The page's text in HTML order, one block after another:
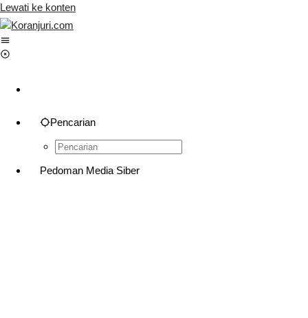
Lewati ke konten
Pencarian
Pedoman Media Siber